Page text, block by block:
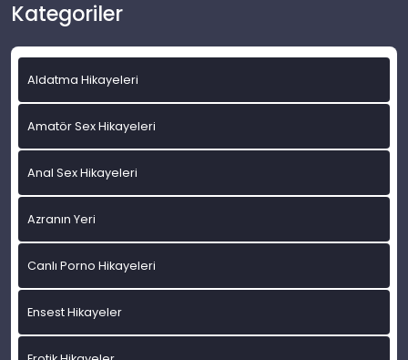
Kategoriler
Aldatma Hikayeleri
Amatör Sex Hikayeleri
Anal Sex Hikayeleri
Azranın Yeri
Canlı Porno Hikayeleri
Ensest Hikayeler